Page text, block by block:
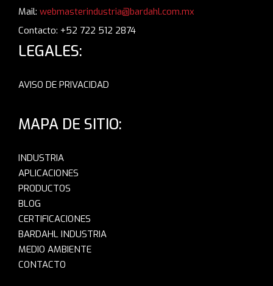
Mail: webmasterindustria@bardahl.com.mx
Contacto: +52 722 512 2874
LEGALES:
AVISO DE PRIVACIDAD
MAPA DE SITIO:
INDUSTRIA
APLICACIONES
PRODUCTOS
BLOG
CERTIFICACIONES
BARDAHL INDUSTRIA
MEDIO AMBIENTE
CONTACTO